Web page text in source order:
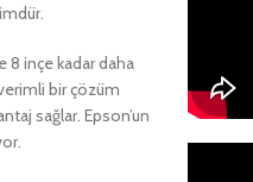
8 inçe kadar daha
bir çözüm
sağlar. Epson’un